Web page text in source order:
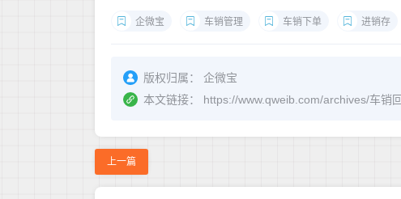
企微宝 车销管理 车销下单 进销存
版权归属：
企微宝
本文链接：
https://www.qweib.com/archives/车销
上一篇